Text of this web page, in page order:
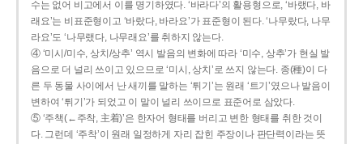
수는 없어 비고에서 이를 명기하였다. ‘바라다’의 활용형으로, ‘바랬다, 바
래요’는 비표준형이고 ‘바랐다, 바라요’가 표준형이 된다. ‘나무랐다, 나무
라요’도 ‘나무랬다, 나무래요’를 취하지 않는다.
④ ‘미시/미수, 상치/상추’ 역시 발음의 변화에 따라 ‘미수, 상추’가 현실 발
음으로 더 널리 쓰이고 있으므로 ‘미시, 상치’로 쓰지 않는다. 종(種)이 다
른 두 동물 사이에서 난 새끼를 말하는 ‘튀기’는 원래 ‘트기’였으나 발음이
변하여 ‘튀기’가 되었고 이 말이 널리 쓰이므로 표준어로 삼았다.
⑤ ‘주책(←주착, 主着)’은 한자어 형태를 버리고 변한 형태를 취한 것이
다. 그런데 ‘주착’이 원래 일정하게 자리 잡힌 주장이나 판단력이라는 뜻